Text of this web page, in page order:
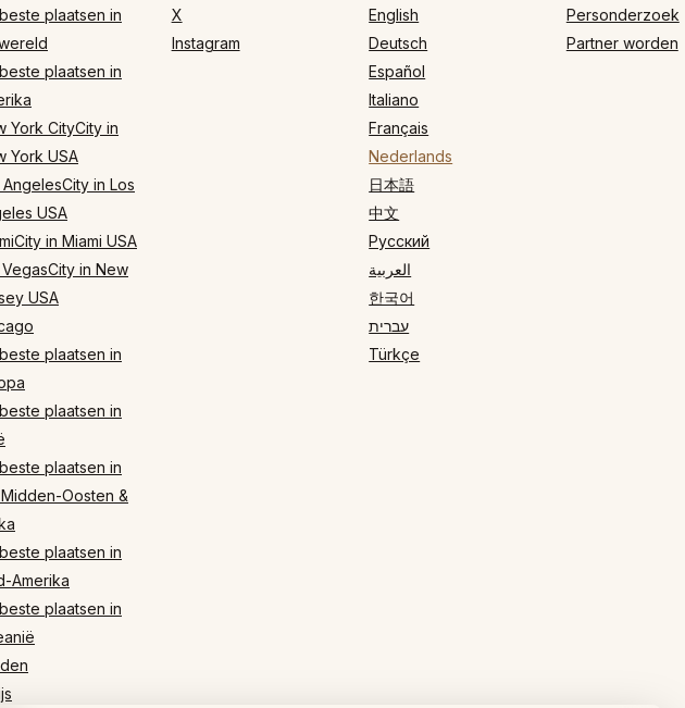
plaatsen in
plaatsen in
York CityCity in
York USA
AngelesCity in Los
USA
in Miami USA
VegasCity in New
USA
plaatsen in
plaatsen in
plaatsen in
Oosten &
plaatsen in
Amerika
plaatsen in
X
Instagram
English
Deutsch
Español
Italiano
Français
Nederlands
日本語
中文
Русский
العربية
한국어
עברית
Türkçe
Personderzoek
Partner worden